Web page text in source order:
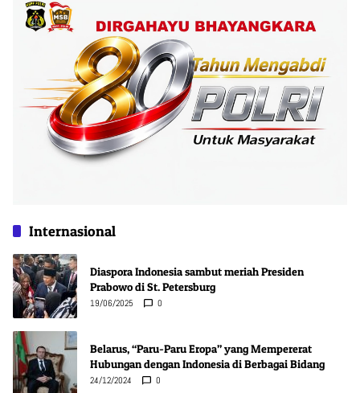
Internasional
Diaspora Indonesia sambut meriah Presiden
Prabowo di St. Petersburg
19/06/2025 0
Belarus, “Paru-Paru Eropa” yang Mempererat
Hubungan dengan Indonesia di Berbagai Bidang
24/12/2024 0